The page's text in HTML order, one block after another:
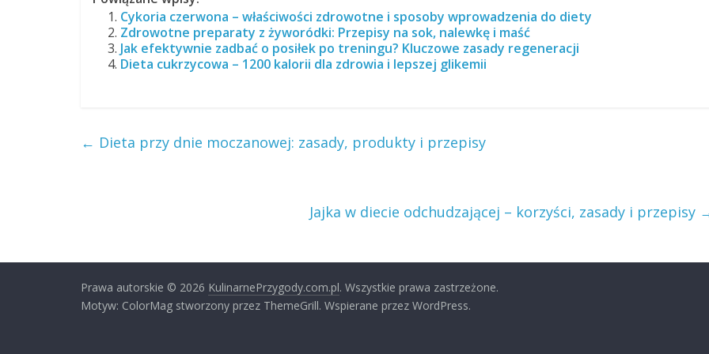
Cykoria czerwona – właściwości zdrowotne i sposoby wprowadzenia do diety
Zdrowotne preparaty z żyworódki: Przepisy na sok, nalewkę i maść
Jak efektywnie zadbać o posiłek po treningu? Kluczowe zasady regeneracji
Dieta cukrzycowa – 1200 kalorii dla zdrowia i lepszej glikemii
← Dieta przy dnie moczanowej: zasady, produkty i przepisy
Jajka w diecie odchudzającej – korzyści, zasady i przepisy
Prawa autorskie © 2026 KulinarnePrzygody.com.pl. Wszystkie prawa zastrzeżone.
Motyw: ColorMag stworzony przez ThemeGrill. Wspierane przez WordPress.